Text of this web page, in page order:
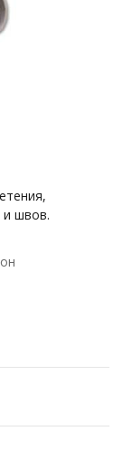
и швов.